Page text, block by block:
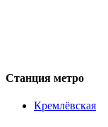
Станция метро
Кремлёвская